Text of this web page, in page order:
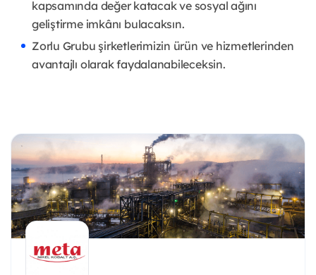
kapsamında değer katacak ve sosyal ağını
geliştirme imkânı bulacaksın.
Zorlu Grubu şirketlerimizin ürün ve hizmetlerinden
avantajlı olarak faydalanabileceksin.